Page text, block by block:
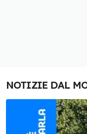
NOTIZIE DAL